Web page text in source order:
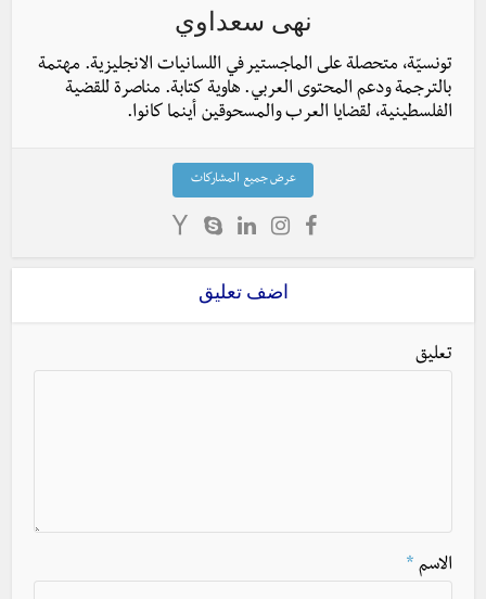
نهى سعداوي
تونسيّة، متحصلة على الماجستير في اللسانيات الانجليزية. مهتمة
بالترجمة ودعم المحتوى العربي. هاوية كتابة. مناصرة للقضية
الفلسطينية، لقضايا العرب والمسحوقين أينما كانوا.
عرض جميع المشاركات
اضف تعليق
تعليق
الاسم *